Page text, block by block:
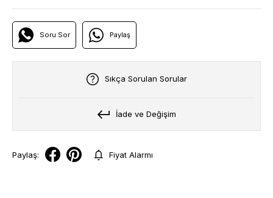
Soru Sor Paylaş
Sıkça Sorulan Sorular
İade ve Değişim
Paylaş: Fiyat Alarmı